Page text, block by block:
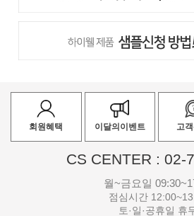
회원혜택 이달의이벤트 고
CS CENTER : 02-
월~금요일
점심시간
토·일·공휴일 휴